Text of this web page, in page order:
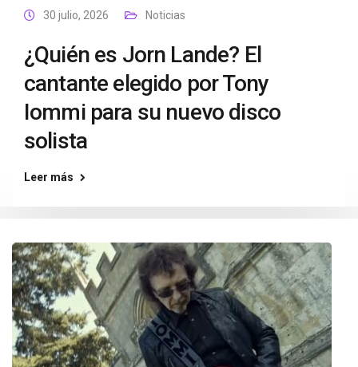
30 julio, 2026 Noticias
¿Quién es Jorn Lande? El
cantante elegido por Tony
Iommi para su nuevo disco
solista
Leer más